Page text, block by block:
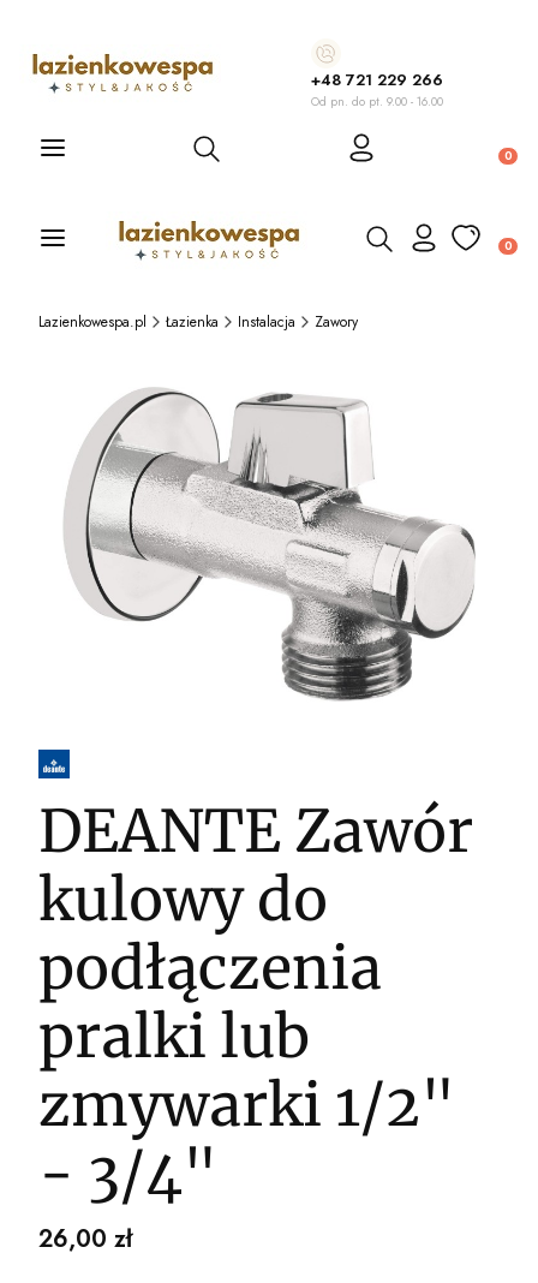
+48 721 229 266
Od pn. do pt. 9.00 - 16.00
Otwórz wyszukiwarkę
Otwórz wyszukiwarkę
Lazienkowespa.pl Łazienka Instalacja Zawory
DEANTE Zawór
kulowy do
podłączenia
pralki lub
zmywarki 1/2"
- 3/4"
Cena
26,00 zł